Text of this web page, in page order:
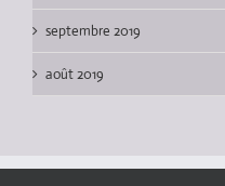
septembre 2019
août 2019